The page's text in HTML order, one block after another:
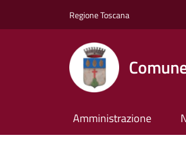
Regione Toscana
Amministrazione